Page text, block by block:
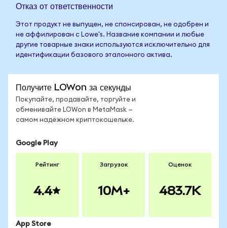
Отказ от ответственности
Этот продукт не выпущен, не спонсирован, не одобрен и
не аффилирован с Lowe's. Название компании и любые
другие товарные знаки используются исключительно для
идентификации базового эталонного актива.
Получите LOWon за секунды
Покупайте, продавайте, торгуйте и
обменивайте LOWon в MetaMask —
самом надёжном криптокошельке.
Google Play
Рейтинг
4.4
Загрузок
10M+
Оценок
483.7K
App Store